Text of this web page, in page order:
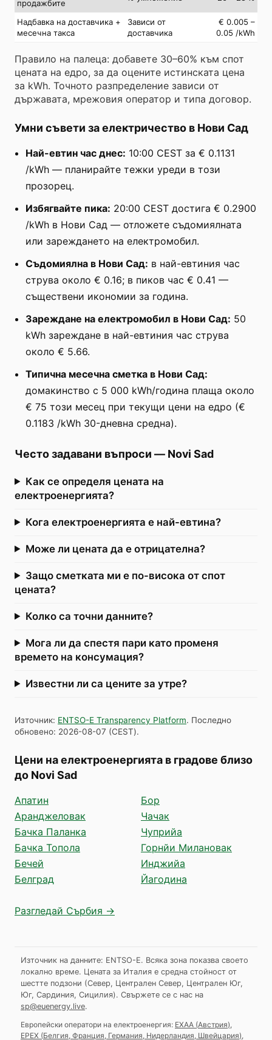
продажбите
Надбавка на доставчика +
месечна такса
Зависи от
доставчика
€ 0.005 –
0.05 /kWh
Правило на палеца: добавете 30–60% към спот
цената на едро, за да оцените истинската цена
за kWh. Точното разпределение зависи от
държавата, мрежовия оператор и типа договор.
Умни съвети за електричество в Нови Сад
Най-евтин час днес: 10:00 CEST за € 0.1131
/kWh — планирайте тежки уреди в този
прозорец.
Избягвайте пика: 20:00 CEST достига € 0.2900
/kWh в Нови Сад — отложете съдомиялната
или зареждането на електромобил.
Съдомиялна в Нови Сад: в най-евтиния час
струва около € 0.16; в пиков час € 0.41 —
съществени икономии за година.
Зареждане на електромобил в Нови Сад: 50
kWh зареждане в най-евтиния час струва
около € 5.66.
Типична месечна сметка в Нови Сад:
домакинство с 5 000 kWh/година плаща около
€ 75 този месец при текущи цени на едро (€
0.1183 /kWh 30-дневна средна).
Често задавани въпроси — Novi Sad
Как се определя цената на
електроенергията?
Кога електроенергията е най-евтина?
Може ли цената да е отрицателна?
Защо сметката ми е по-висока от спот
цената?
Колко са точни данните?
Мога ли да спестя пари като променя
времето на консумация?
Известни ли са цените за утре?
Източник: ENTSO-E Transparency Platform. Последно
обновено: 2026-08-07 (CEST).
Цени на електроенергията в градове близо
до Novi Sad
Апатин
Аранджеловак
Бачка Паланка
Бачка Топола
Бечей
Белград
Бор
Чачак
Чуприйа
Горнйи Милановак
Инджийа
Йагодина
Разгледай Сърбия →
Източник на данните: ENTSO-E. Всяка зона показва своето
локално време. Цената за Италия е средна стойност от
шестте подзони (Север, Централен Север, Централен Юг,
Юг, Сардиния, Сицилия). Свържете се с нас на
sp@euenergy.live.
Европейски оператори на електроенергия: EXAA (Австрия)
EPEX (Белгия, Франция, Германия, Нидерландия, Швейцария)